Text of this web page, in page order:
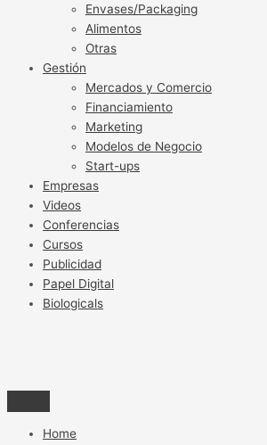
Envases/Packaging
Alimentos
Otras
Gestión
Mercados y Comercio
Financiamiento
Marketing
Modelos de Negocio
Start-ups
Empresas
Videos
Conferencias
Cursos
Publicidad
Papel Digital
Biologicals
Home